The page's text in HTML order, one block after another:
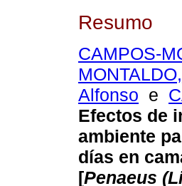
Resumo
CAMPOS-
Alfonso e
Efectos de
ambiente
días en
[Penaeus